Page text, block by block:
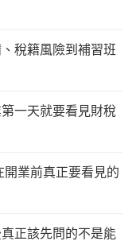
稅籍風險到補習班
一天就要看見財稅
業前真正要看見的
正該先問的不是能